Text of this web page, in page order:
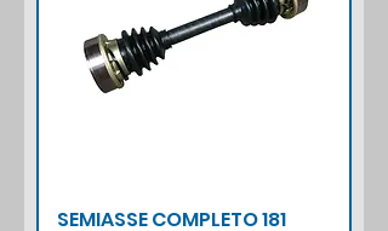
SEMIASSE COMPLETO 181